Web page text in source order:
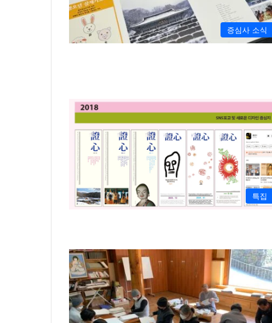
증심사 소식
특집